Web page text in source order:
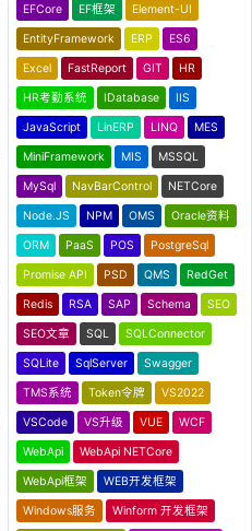
EFCore EF框架 Element-UI
EntityFramework ERP ES6
Excel FastReport GIT HR
HR考勤系统 IDatabase IIS
JavaScript LinERP LINQ MES
MiniFramework MIS MSSQL
MySql NavBarControl NETCore
Node.JS NPM OMS Oracle资料
ORM PaaS POS PostgreSql
Promise API PSD QMS RedGet
Redis RSA SAP Schema SEO
SEO文章 SQL SQLConnector
SQLite SqlServer Swagger
TMS系统 Token令牌 VS2022
VSCode VS升级 VUE WCF
WebApi WebApi NETCore
WebApi框架 WEB开发框架
Windows服务 Winform 开发框架